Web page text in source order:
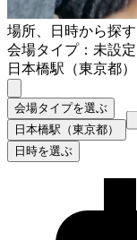
場所、日時から探す
会場タイプ：未設定
日本橋駅（東京都）
会場タイプを選ぶ
日本橋駅（東京都）
日時を選ぶ